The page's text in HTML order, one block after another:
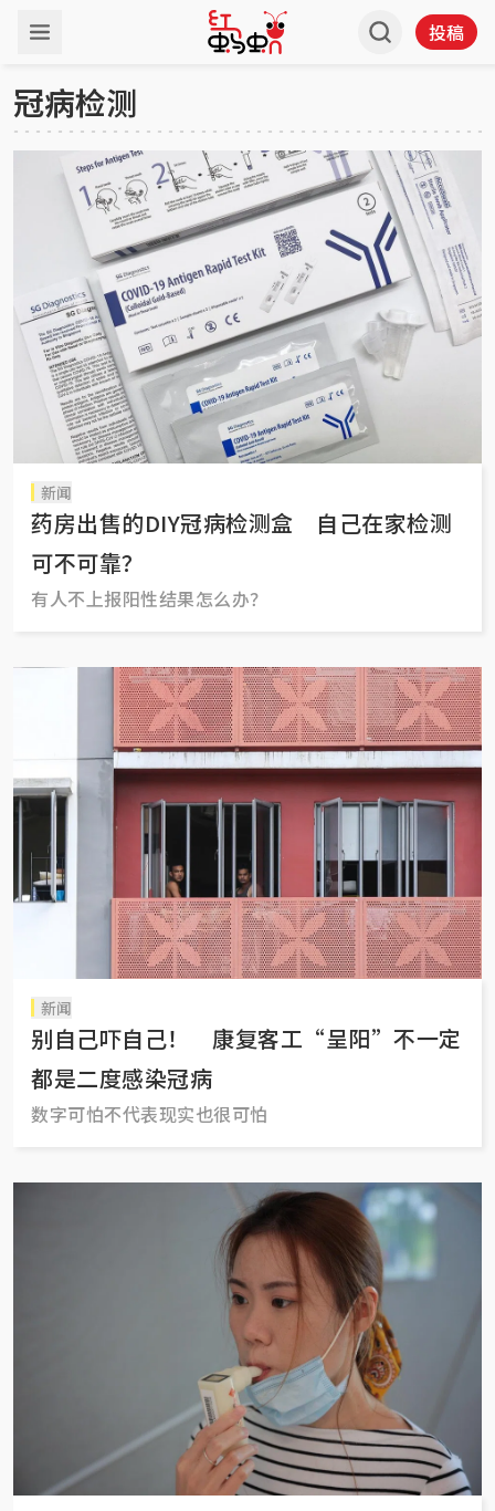
投稿
冠病检测
新闻
药房出售的DIY冠病检测盒 自己在家检测
可不可靠？
有人不上报阳性结果怎么办？
新闻
别自己吓自己！ 康复客工“呈阳”不一定
都是二度感染冠病
数字可怕不代表现实也很可怕